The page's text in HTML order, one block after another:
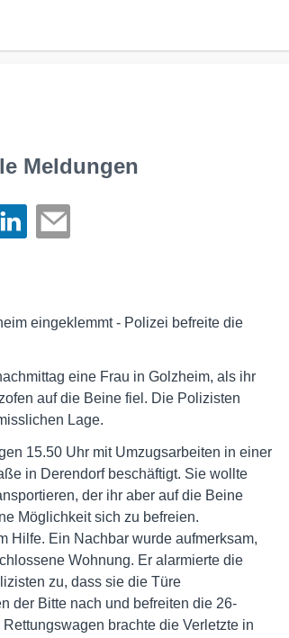
Meldungen
eingeklemmt - Polizei befreite die
eine Frau in Golzheim, als ihr
auf die Beine fiel. Die Polizisten
Lage.
15.50 Uhr mit Umzugsarbeiten in einer
in Derendorf beschäftigt. Sie wollte
der ihr aber auf die Beine
Möglichkeit sich zu befreien.
Hilfe. Ein Nachbar wurde aufmerksam,
Wohnung. Er alarmierte die
zu, dass sie die Türe
der Bitte nach und befreiten die 26-
brachte die Verletzte in